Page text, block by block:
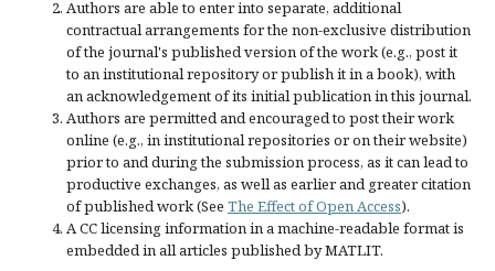
Authors are able to enter into separate, additional
contractual arrangements for the non-exclusive distribution
of the journal's published version of the work (e.g., post it
to an institutional repository or publish it in a book), with
an acknowledgement of its initial publication in this journal.
Authors are permitted and encouraged to post their work
online (e.g., in institutional repositories or on their website)
prior to and during the submission process, as it can lead to
productive exchanges, as well as earlier and greater citation
of published work (See The Effect of Open Access).
A CC licensing information in a machine-readable format is
embedded in all articles published by MATLIT.